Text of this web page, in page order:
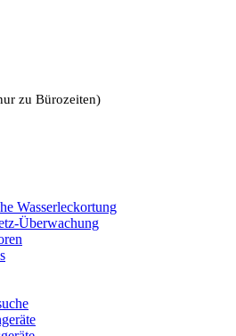
zu Bürozeiten)
Wasserleckortung
Überwachung